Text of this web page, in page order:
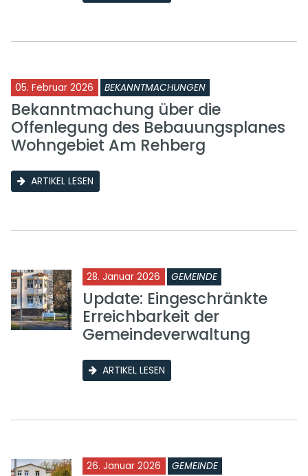
05. Februar 2026 BEKANNTMACHUNGEN
Bekanntmachung über die
Offenlegung des Bebauungsplanes
Wohngebiet Am Rehberg
ARTIKEL LESEN
28. Januar 2026 GEMEINDE
Update: Eingeschränkte
Erreichbarkeit der
Gemeindeverwaltung
ARTIKEL LESEN
26. Januar 2026 GEMEINDE